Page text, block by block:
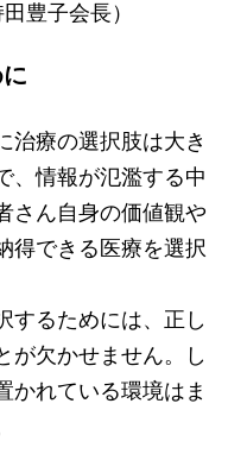
豊子会長）
治療の選択肢は大き
、情報が氾濫する中
さん自身の価値観や
得できる医療を選択
するためには、正し
が欠かせません。し
かれている環境はま